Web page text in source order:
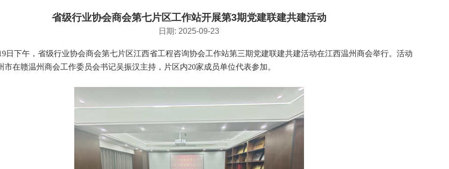
省级行业协会商会第七片区工作站开展第3期党建联建共建活动
日期: 2025-09-23
日下午，省级行业协会商会第七片区江西省工程咨询协会工作站第三期党建联建共建活动在江西温州商会举行。活动
市在赣温州商会工作委员会书记吴振汉主持，片区内20家成员单位代表参加。